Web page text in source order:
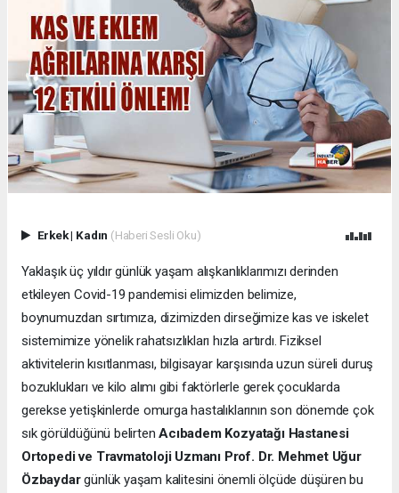
Erkek| Kadın (Haberi Sesli Oku)
Yaklaşık üç yıldır günlük yaşam alışkanlıklarımızı derinden
etkileyen Covid-19 pandemisi elimizden belimize,
boynumuzdan sırtımıza, dizimizden dirseğimize kas ve iskelet
sistemimize yönelik rahatsızlıkları hızla artırdı. Fiziksel
aktivitelerin kısıtlanması, bilgisayar karşısında uzun süreli duruş
bozuklukları ve kilo alımı gibi faktörlerle gerek çocuklarda
gerekse yetişkinlerde omurga hastalıklarının son dönemde çok
sık görüldüğünü belirtenAcıbadem Kozyatağı Hastanesi
Ortopedi ve Travmatoloji Uzmanı Prof. Dr. Mehmet Uğur
Özbaydargünlük yaşam kalitesini önemli ölçüde düşüren bu